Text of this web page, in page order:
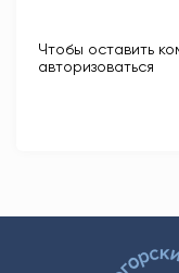
Чтобы оставить
авторизоваться